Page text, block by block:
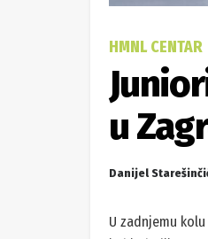
HMNL CENTAR
u
Danijel
U zadnjemu